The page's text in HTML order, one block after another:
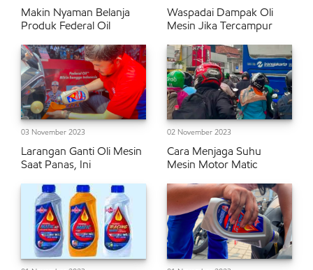
Makin Nyaman Belanja
Produk Federal Oil
Waspadai Dampak Oli
Mesin Jika Tercampur
03 November 2023
Larangan Ganti Oli Mesin
Saat Panas, Ini
02 November 2023
Cara Menjaga Suhu
Mesin Motor Matic